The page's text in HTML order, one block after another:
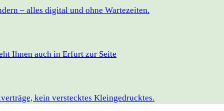
– alles digital und ohne Wartezeiten.
Ihnen auch in Erfurt zur Seite
kein verstecktes Kleingedrucktes.